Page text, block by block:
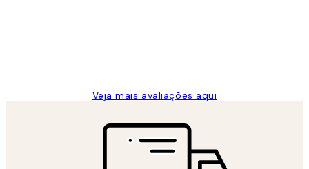
Veja mais avaliações aqui